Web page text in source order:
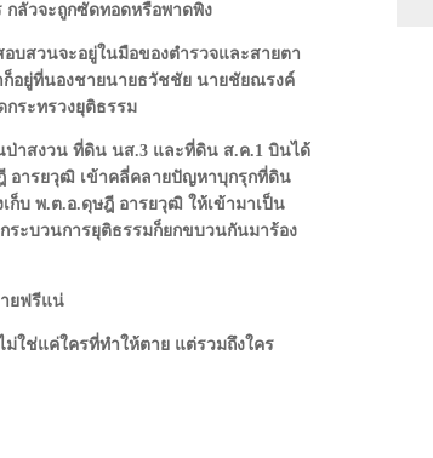
กลัวจะถูกซัดทอดหรือพาดพิง
บสวนจะอยู่ในมือของตำรวจและสายตา
อยู่ที่นองชายนายธวัชชัย นายชัยณรงค์
ระทรวงยุติธรรม
าสงวน ที่ดิน นส.3 และที่ดิน ส.ค.1 บินได้
อารยวุฒิ เข้าคลี่คลายปัญหาบุกรุกที่ดิน
ก็บ พ.ต.อ.ดุษฎี อารยวุฒิ ให้เข้ามาเป็น
ระบวนการยุติธรรมก็ยกขบวนกันมาร้อง
ยฟรีแน่
ใช่แค่ใครที่ทำให้ตาย แต่รวมถึงใคร